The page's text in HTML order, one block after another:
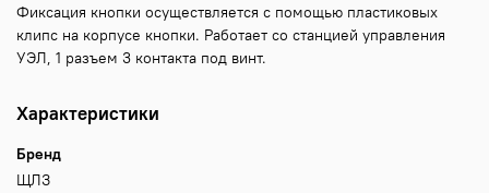
Фиксация кнопки осуществляется с помощью пластиковых
клипс на корпусе кнопки. Работает со станцией управления
УЭЛ, 1 разъем 3 контакта под винт.
Характеристики
Бренд
ЩЛЗ